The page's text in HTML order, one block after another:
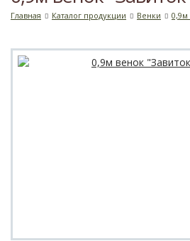
Главная Каталог продукции Венки 0,9м